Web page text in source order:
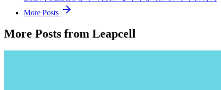
More Posts
More Posts from Leapcell